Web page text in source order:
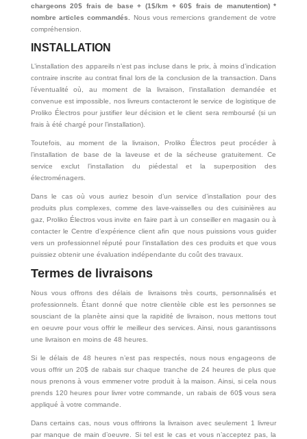
chargeons 20$ frais de base + (1$/km + 60$ frais de manutention) *
nombre articles commandés.
Nous vous remercions grandement de votre
compréhension.
INSTALLATION
L’installation des appareils n’est pas incluse dans le prix, à moins d’indication
contraire inscrite au contrat final lors de la conclusion de la transaction. Dans
l’éventualité où, au moment de la livraison, l’installation demandée et
convenue est impossible, nos livreurs contacteront le service de logistique de
Proliko Électros pour justifier leur décision et le client sera remboursé (si un
frais à été chargé pour l’installation).
Toutefois, au moment de la livraison, Proliko Électros peut procéder à
l’installation de base de la laveuse et de la sécheuse gratuitement. Ce
service exclut l’installation du piédestal et la superposition des
électroménagers.
Dans le cas où vous auriez besoin d’un service d’installation pour des
produits plus complexes, comme des lave-vaisselles ou des cuisinières au
gaz, Proliko Électros vous invite en faire part à un conseiller en magasin ou à
contacter le Centre d’expérience client afin que nous puissions vous guider
vers un professionnel réputé pour l’installation des ces produits et que vous
puissiez obtenir une évaluation indépendante du coût des travaux.
Termes de livraisons
Nous vous offrons des délais de livraisons très courts, personnalisés et
professionnels. Étant donné que notre clientèle cible est les personnes se
sousciant de la planète ainsi que la rapidité de livraison, nous mettons tout
en oeuvre pour vous offrir le meilleur des services. Ainsi, nous garantissons
une livraison en moins de 48 heures.
Si le délais de 48 heures n’est pas respectés, nous nous engageons de
vous offrir un 20$ de rabais sur chaque tranche de 24 heures de plus que
nous prenons à vous emmener votre produit à la maison. Ainsi, si cela nous
prends 120 heures pour livrer votre commande, un rabais de 60$ vous sera
appliqué à votre commande.
Dans certains cas, nous vous offrirons la livraison avec seulement 1 livreur
par manque de main d’oeuvre. Si tel est le cas et vous n’acceptez pas, la